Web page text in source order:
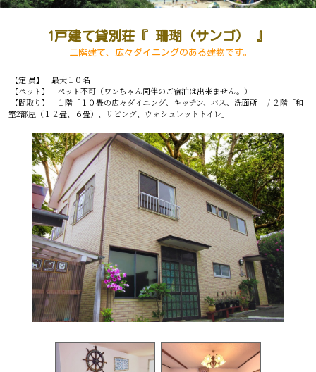
1戸建て貸別荘『 珊瑚（サンゴ） 』
二階建て、広々ダイニングのある建物です。
【定 員】 最大１０名
【ペット】 ペット不可（ワンちゃん同伴のご宿泊は出来ません。）
【間取り】 １階「１０畳の広々ダイニング、キッチン、バス、洗面所」 / ２階「和
室2部屋（１２畳、６畳）、リビング、ウォシュレットトイレ」